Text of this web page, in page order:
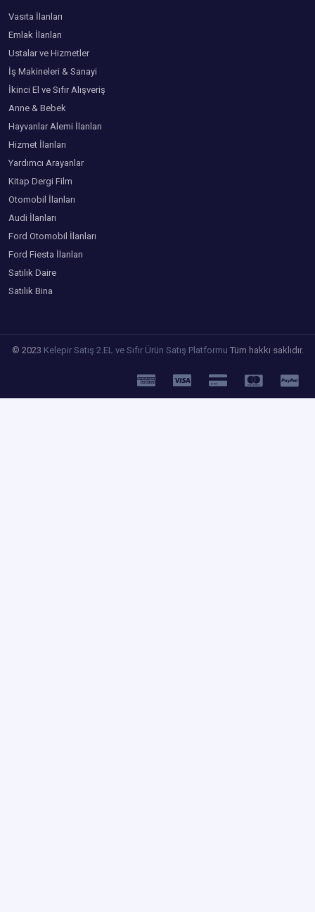
Vasıta İlanları
Emlak İlanları
Ustalar ve Hizmetler
İş Makineleri & Sanayi
İkinci El ve Sıfır Alışveriş
Anne & Bebek
Hayvanlar Alemi İlanları
Hizmet İlanları
Yardımcı Arayanlar
Kitap Dergi Film
Otomobil İlanları
Audi İlanları
Ford Otomobil İlanları
Ford Fiesta İlanları
Satılık Daire
Satılık Bina
© 2023 Kelepir Satış 2.EL ve Sıfır Ürün Satış Platformu Tüm hakkı saklıdır.